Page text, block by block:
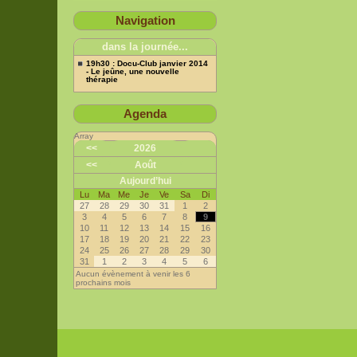
Navigation
dans la journée...
19h30 : Docu-Club janvier 2014
- Le jeûne, une nouvelle
thérapie
Agenda
Array
<<
2026
<<
Août
Aujourd’hui
Lu Ma Me Je Ve Sa
Di
27
28 29 30 31 1
2
3
4 5 6 7 8
9
10
11 12 13 14 15
16
17
18 19 20 21 22
23
24
25 26 27 28 29
30
31
1 2 3 4 5 6
Aucun évènement à venir les 6
prochains mois